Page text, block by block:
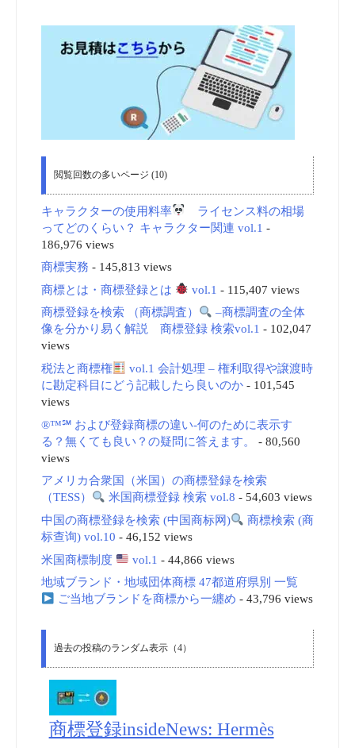
閲覧回数の多いページ (10)
キャラクターの使用料率
ライセンス料の相場
ってどのくらい？ キャラクター関連 vol.1 -
186,976 views
商標実務 - 145,813 views
商標とは・商標登録とは
vol.1 - 115,407 views
商標登録を検索 （商標調査）
–商標調査の全体
像を分かり易く解説 商標登録 検索vol.1 - 102,047
views
税法と商標権
vol.1 会計処理 – 権利取得や譲渡時
に勘定科目にどう記載したら良いのか- 101,545
views
®™℠ および登録商標の違い-何のために表示す
る？無くても良い？の疑問に答えます。
- 80,560
views
アメリカ合衆国（米国）の商標登録を検索
（TESS）
米国商標登録 検索 vol.8 - 54,603 views
中国の商標登録を検索 (中国商标网)
商標検索 (商
标查询) vol.10 - 46,152 views
米国商標制度
vol.1 - 44,866 views
地域ブランド・地域団体商標 47都道府県別 一覧
ご当地ブランドを商標から一纏め - 43,796 views
過去の投稿のランダム表示（4）
商標登録insideNews: Hermès